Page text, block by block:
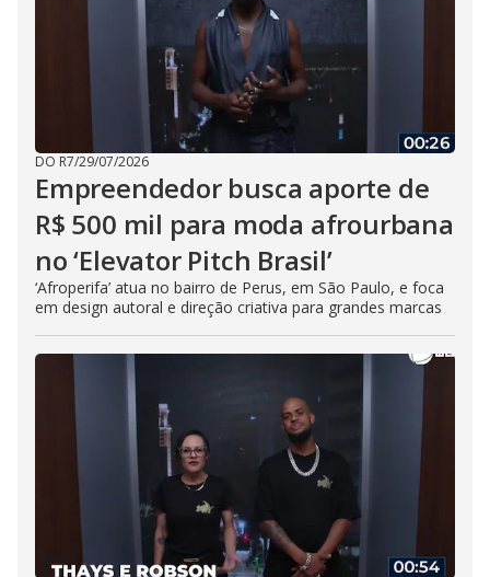
DO R7/29/07/2026
Empreendedor busca aporte de
R$ 500 mil para moda afrourbana
no ‘Elevator Pitch Brasil’
‘Afroperifa’ atua no bairro de Perus, em São Paulo, e foca
em design autoral e direção criativa para grandes marcas